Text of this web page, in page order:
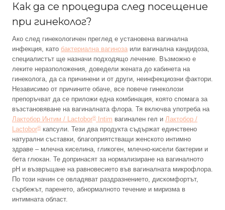
Как да се процедира след посещение
при гинеколог?
Ако след гинекологичен преглед е установена вагинална
инфекция, като бактериална вагиноза или вагинална кандидоза,
специалистът ще назначи подходящо лечение. Възможно е
леките неразположения, доведели жената до кабинета на
гинеколога, да са причинени и от други, неинфекциозни фактори.
Независимо от причините обаче, все повече гинеколози
препоръчват да се приложи една комбинация, която спомага за
възстановяване на вагиналната флора. Тя включва употреба на
Лактобор Интим / Lactobor® Intim вагинален гел и Лактобор /
Lactobor® капсули. Тези два продукта съдържат единствено
натурални съставки, благоприятстващи женското интимно
здраве – млечна киселина, гликоген, млечно-кисели бактерии и
бета глюкан. Те допринасят за нормализиране на вагиналното
pH и възвръщане на равновесието във вагиналната микрофлора.
По този начин се овладяват раздразнението, дискомфортът,
сърбежът, паренето, абнормалното течение и миризма в
интимната област.